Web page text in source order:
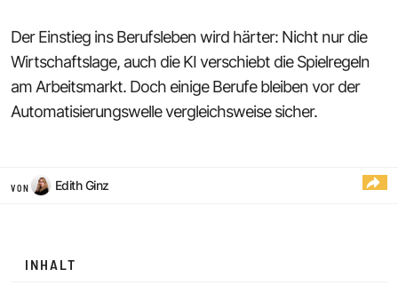
Der Einstieg ins Berufsleben wird härter: Nicht nur die
Wirtschaftslage, auch die KI verschiebt die Spielregeln
am Arbeitsmarkt. Doch einige Berufe bleiben vor der
Automatisierungswelle vergleichsweise sicher.
VON Edith Ginz
INHALT